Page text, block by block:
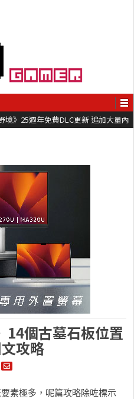
第一身視點類魂新作 拿破崙軍亡靈
14個古墓石板位置
攻略
素極多，呢篇攻略除咗標示